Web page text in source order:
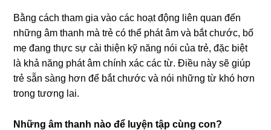
Bằng cách tham gia vào các hoạt động liên quan đến
những âm thanh mà trẻ có thể phát âm và bắt chước, bố
mẹ đang thực sự cải thiện kỹ năng nói của trẻ, đặc biệt
là khả năng phát âm chính xác các từ. Điều này sẽ giúp
trẻ sẵn sàng hơn để bắt chước và nói những từ khó hơn
trong tương lai.
Những âm thanh nào để luyện tập cùng con?